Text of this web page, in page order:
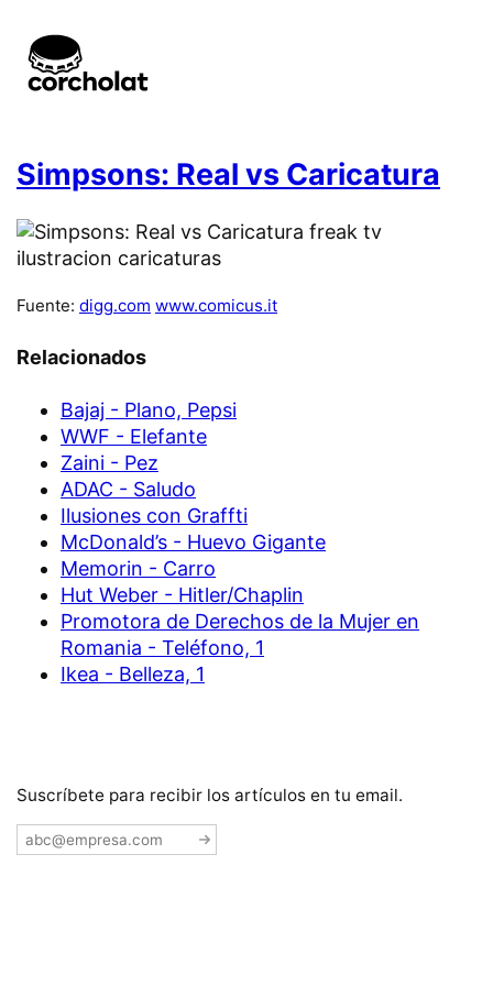
Simpsons: Real vs Caricatura
Fuente: digg.com www.comicus.it
Relacionados
Bajaj - Plano, Pepsi
WWF - Elefante
Zaini - Pez
ADAC - Saludo
Ilusiones con Graffti
McDonald’s - Huevo Gigante
Memorin - Carro
Hut Weber - Hitler/Chaplin
Promotora de Derechos de la Mujer en
Romania - Teléfono, 1
Ikea - Belleza, 1
Suscríbete para recibir los artículos en tu email.